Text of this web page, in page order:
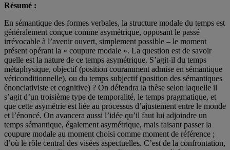
Résumé :
En sémantique des formes verbales, la structure modale du temps est
généralement conçue comme asymétrique, opposant le passé
irrévocable à l’avenir ouvert, simplement possible – le moment
présent opérant la « coupure modale ». La question est de savoir
quelle est la nature de ce temps asymétrique. S’agit-il du temps
métaphysique, objectif (position couramment admise en sémantique
vériconditionnelle), ou du temps subjectif (position des sémantiques
énonciativiste et cognitive) ? On défendra la thèse selon laquelle il
s’agit d’un troisième type de temporalité, le temps pragmatique, et
que cette asymétrie est liée au processus d’ajustement entre le monde
et l’énoncé. On avancera aussi l’idée qu’il faut lui adjoindre un
temps sémantique, également asymétrique, mais faisant passer la
coupure modale au moment choisi comme moment de référence ;
d’où le rôle central des visées aspectuelles. C’est de la confrontation,